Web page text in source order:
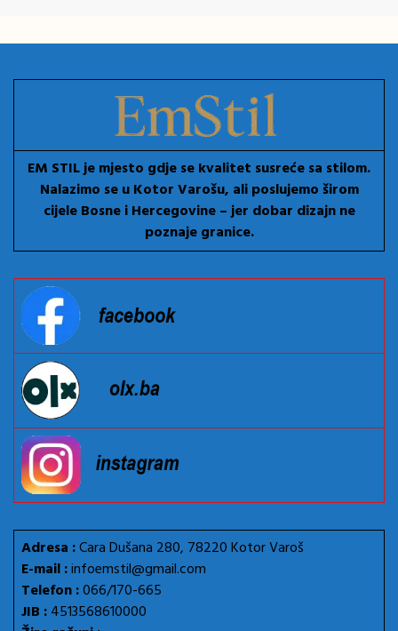
EM STIL je mjesto gdje se kvalitet susreće sa stilom.
Nalazimo se u Kotor Varošu, ali poslujemo širom
cijele Bosne i Hercegovine – jer dobar dizajn ne
poznaje granice.
Adresa :Cara Dušana 280, 78220 Kotor Varoš
E-mail :infoemstil@gmail.com
Telefon :066/170-665
JIB :4513568610000